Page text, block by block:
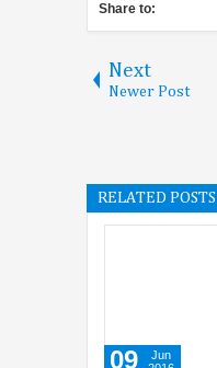
Share to:
Next
Newer Post
RELATED POSTS
09
Jun